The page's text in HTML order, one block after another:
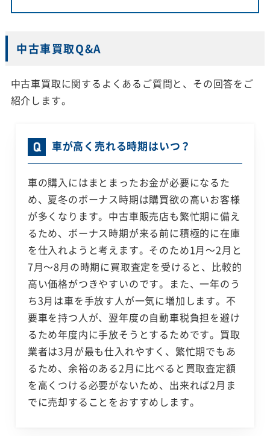
中古車買取Q&A
中古車買取に関するよくあるご質問と、その回答をご
紹介します。
車が高く売れる時期はいつ？
車の購入にはまとまったお金が必要になるた
め、夏冬のボーナス時期は購買欲の高いお客様
が多くなります。中古車販売店も繁忙期に備え
るため、ボーナス時期が来る前に積極的に在庫
を仕入れようと考えます。そのため1月～2月と
7月～8月の時期に買取査定を受けると、比較的
高い価格がつきやすいのです。また、一年のう
ち3月は車を手放す人が一気に増加します。不
要車を持つ人が、翌年度の自動車税負担を避け
るため年度内に手放そうとするためです。買取
業者は3月が最も仕入れやすく、繁忙期でもあ
るため、余裕のある2月に比べると買取査定額
を高くつける必要がないため、出来れば2月ま
でに売却することをおすすめします。